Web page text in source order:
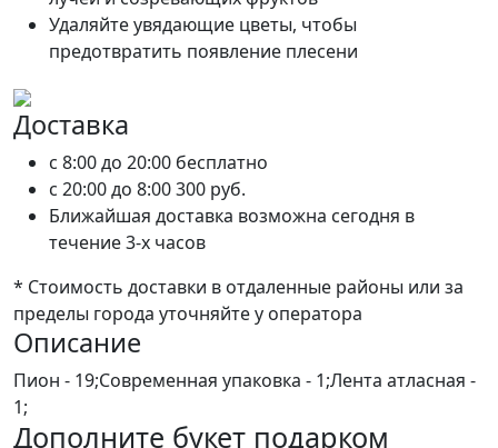
Удаляйте увядающие цветы, чтобы
предотвратить появление плесени
Доставка
c 8:00 до 20:00 бесплатно
c 20:00 до 8:00300 руб.
Ближайшая доставка возможна сегодня в
течение 3-х часов
* Стоимость доставки в отдаленные районы или за
пределы города уточняйте у оператора
Описание
Пион - 19;Современная упаковка - 1;Лента атласная -
1;
Дополните букет подарком